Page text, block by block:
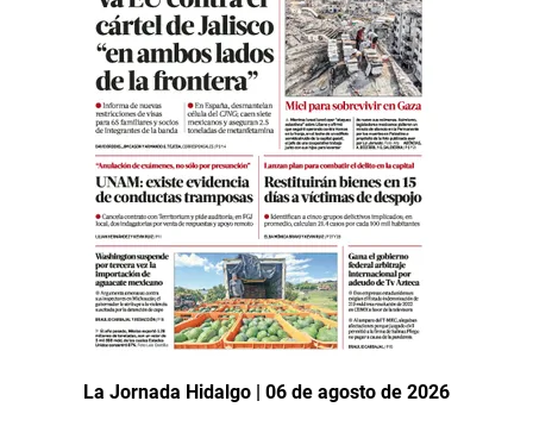
La Jornada Hidalgo | 06 de agosto de 2026